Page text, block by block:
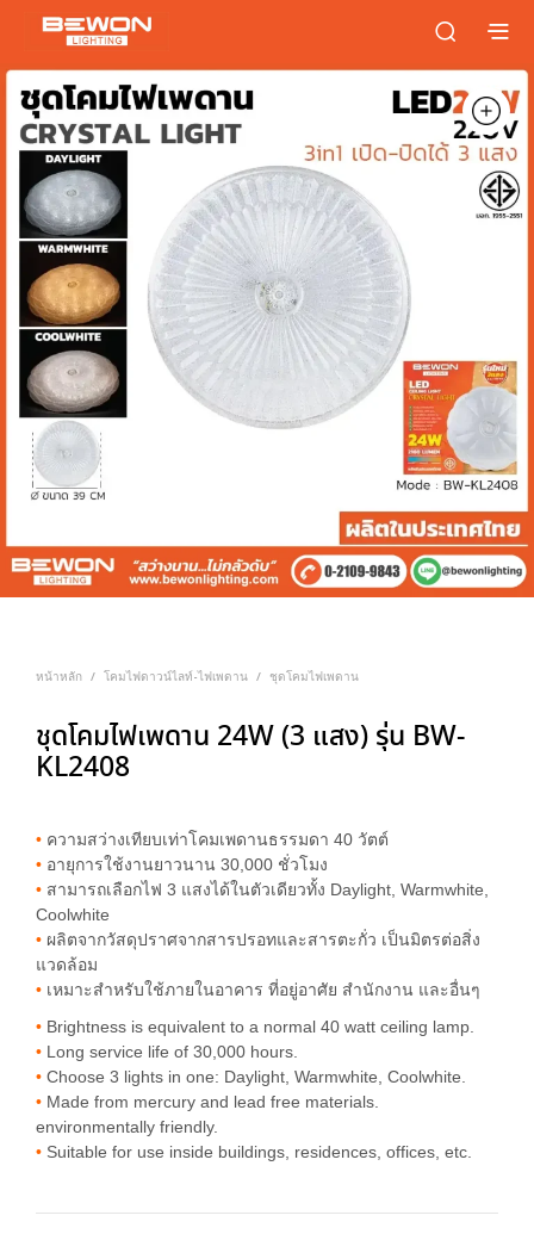
หน้าหลัก / โคมไฟดาวน์ไลท์-ไฟเพดาน / ชุดโคมไฟเพดาน
ชุดโคมไฟเพดาน 24W (3 แสง) รุ่น BW-
KL2408
• ความสว่างเทียบเท่าโคมเพดานธรรมดา 40 วัตต์
• อายุการใช้งานยาวนาน 30,000 ชั่วโมง
• สามารถเลือกไฟ 3 แสงได้ในตัวเดียวทั้ง Daylight, Warmwhite,
Coolwhite
• ผลิตจากวัสดุปราศจากสารปรอทและสารตะกั่ว เป็นมิตรต่อสิ่ง
แวดล้อม
• เหมาะสำหรับใช้ภายในอาคาร ที่อยู่อาศัย สำนักงาน และอื่นๆ
• Brightness is equivalent to a normal 40 watt ceiling lamp.
• Long service life of 30,000 hours.
• Choose 3 lights in one: Daylight, Warmwhite, Coolwhite.
• Made from mercury and lead free materials.
environmentally friendly.
• Suitable for use inside buildings, residences, offices, etc.